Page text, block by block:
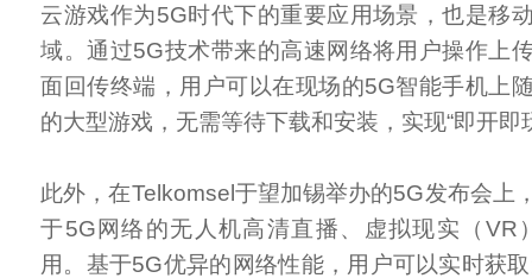
云游戏作为5G时代下的重要应用场景，也是移
域。通过5G技术带来的高速网络将用户操作上
面回传终端，用户可以在现场的5G智能手机上
的大型游戏，无需等待下载和安装，实现“即开即
此外，在Telkomsel于望加锡举办的5G发布会上
于5G网络的无人机高清直播、虚拟现实（VR
用。基于5G优异的网络性能，用户可以实时获